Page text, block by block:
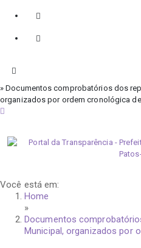
» Documentos comprobatórios dos
organizados por ordem cronológica
Você está em:
Home
»
Documentos
Municipal, organizados por